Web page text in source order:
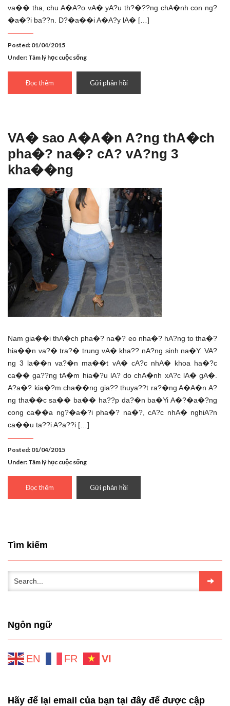
va�� tha, chu A�A?o vA� yA?u th?�??ng chA�nh con ng?
�a�?i ba??n. D?�a��i A�A?y lA� […]
Posted: 01/04/2015
Under: Tâm lý học cuộc sống
Đọc thêm Gửi phản hồi
VA� sao A�A�n A?ng thA�ch
pha�? na�? cA? vA?ng 3
kha��ng
Nam gia��i thA�ch pha�? na�? eo nha�? hA?ng to tha�?
hia��n va?� tra?� trung vA� kha?? nA?ng sinh na�Y. VA?
ng 3 la��n va?�n ma��t vA� cA?c nhA� khoa ha�?c
ca�� ga??ng tA�m hia�?u lA? do chA�nh xA?c lA� gA�.
A?a�? kia�?m cha��ng gia?? thuya??t ra?�ng A�A�n A?
ng tha��c sa�� ba�� ha??p da?�n ba�Yi A�?�a�?ng
cong ca��a ng?�a�?i pha�? na�?, cA?c nhA� nghiA?n
ca��u ta??i A?a??i […]
Posted: 01/04/2015
Under: Tâm lý học cuộc sống
Đọc thêm Gửi phản hồi
Tìm kiếm
Ngôn ngữ
EN FR VI
Hãy để lại email của bạn tại đây để được cập